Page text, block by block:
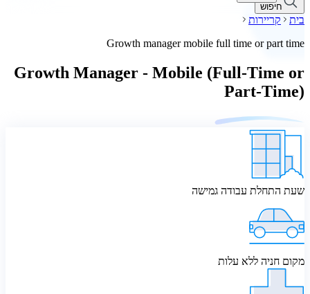
חיפוש
בית
קריירות
Growth manager mobile full time or part time
Growth Manager - Mobile (Full‑Time or
Part‑Time)
שעת התחלת עבודה גמישה
מקום חניה ללא עלות